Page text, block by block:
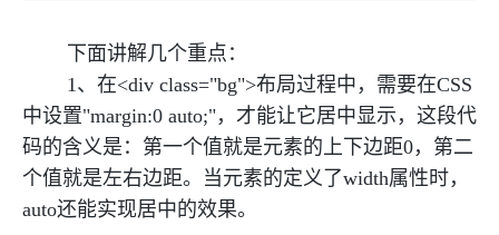
下面讲解几个重点：
1、在<div class="bg">布局过程中，需要在CSS
中设置"margin:0 auto;"，才能让它居中显示，这段代
码的含义是：第一个值就是元素的上下边距0，第二
个值就是左右边距。当元素的定义了width属性时，
auto还能实现居中的效果。